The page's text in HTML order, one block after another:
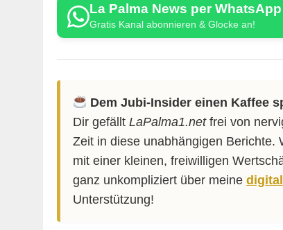
La Palma News per WhatsApp
Gratis Kanal abonnieren & Glocke an!
Dem Jubi-Insider einen Kaffee
Dir gefällt LaPalma1.netfrei von
Zeit in diese unabhängigen Berichte.
mit einer kleinen, freiwilligen
ganz unkompliziert über meine
Unterstützung!